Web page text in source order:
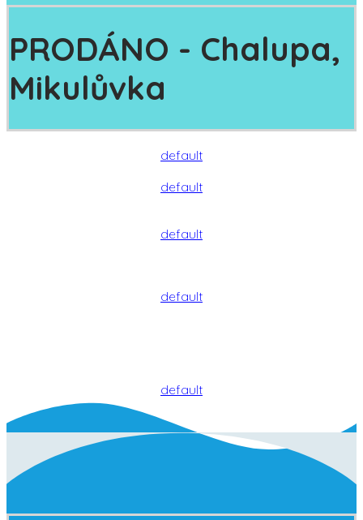
PRODÁNO - Chalupa,
Mikulůvka
default
default
default
default
default